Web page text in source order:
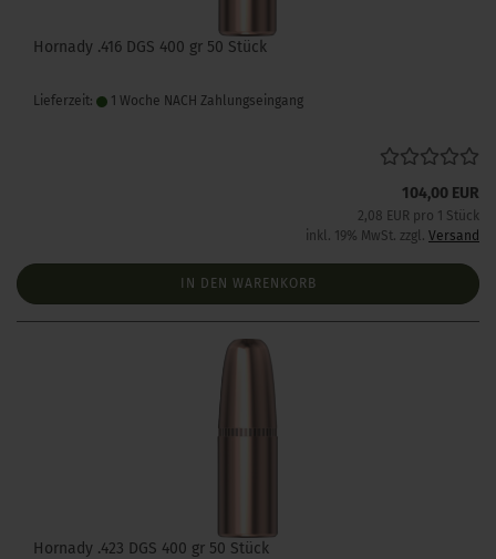
Hornady .416 DGS 400 gr 50 Stück
Lieferzeit: 1 Woche NACH Zahlungseingang
104,00 EUR
2,08 EUR pro 1 Stück
inkl. 19% MwSt. zzgl. Versand
IN DEN WARENKORB
Hornady .423 DGS 400 gr 50 Stück